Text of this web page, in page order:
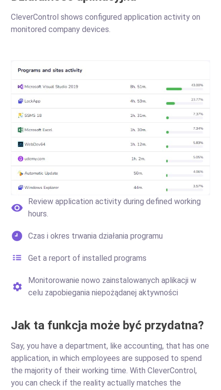
CleverControl shows configured application activity on
monitored company devices.
Review application activity during defined working
hours.
Czas i okres trwania działania programu
Get a report of installed programs
Monitorowanie nowo zainstalowanych aplikacji w
celu zapobiegania niepożądanej aktywności
Jak ta funkcja może być przydatna?
Say, you have a department, like accounting, that has one
application, in which employees are supposed to spend
the majority of their working time. With CleverControl,
you can check if the reality actually matches the